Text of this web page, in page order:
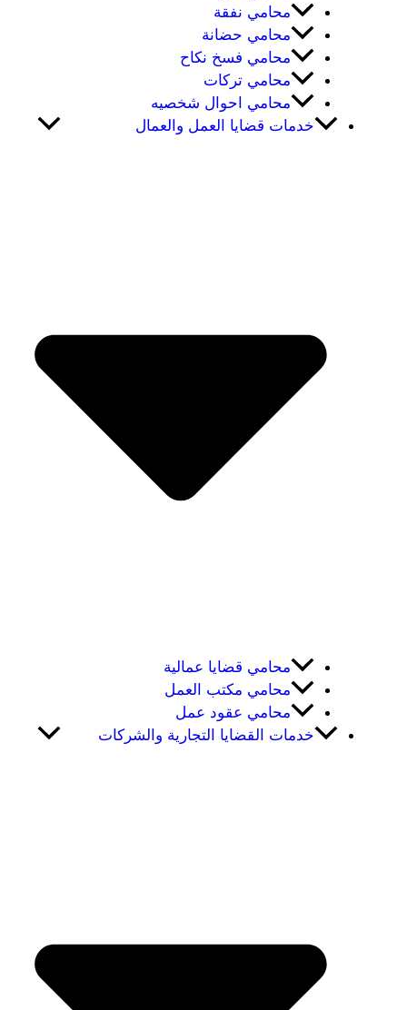
محامي نفقة
محامي حضانة
محامي فسخ نكاح
محامي تركات
محامي احوال شخصيه
خدمات قضايا العمل والعمال
محامي قضايا عمالية
محامي مكتب العمل
محامي عقود عمل
خدمات القضايا التجارية والشركات